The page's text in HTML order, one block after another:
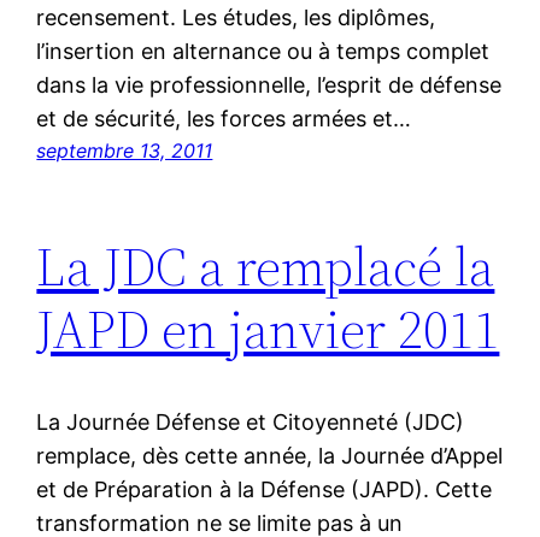
recensement. Les études, les diplômes,
l’insertion en alternance ou à temps complet
dans la vie professionnelle, l’esprit de défense
et de sécurité, les forces armées et…
septembre 13, 2011
La JDC a remplacé la
JAPD en janvier 2011
La Journée Défense et Citoyenneté (JDC)
remplace, dès cette année, la Journée d’Appel
et de Préparation à la Défense (JAPD). Cette
transformation ne se limite pas à un